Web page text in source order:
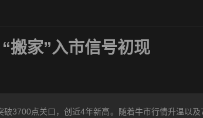
搬家”入市信号初现
3700点关口，创近4年新高。随着牛市行情升温以及